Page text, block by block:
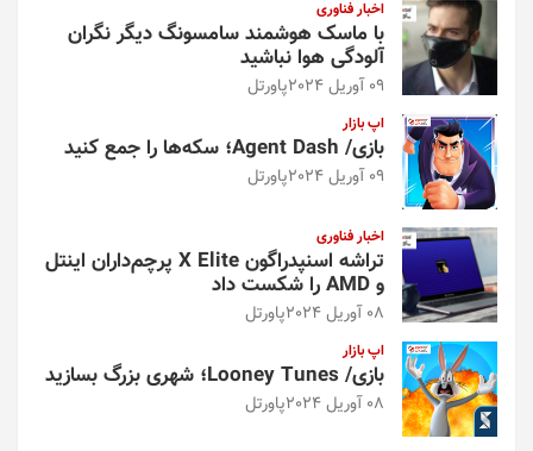
اخبار فناوری
با ماسک هوشمند سامسونگ دیگر نگران
آلودگی هوا نباشید
09 آوریل 2024 پاورتل
اپ بازار
بازی/ Agent Dash؛ سکه‌ها را جمع کنید
09 آوریل 2024 پاورتل
اخبار فناوری
تراشه اسنپدراگون X Elite پرچم‌داران اینتل
و AMD را شکست داد
08 آوریل 2024 پاورتل
اپ بازار
بازی/ Looney Tunes؛ شهری بزرگ بسازید
08 آوریل 2024 پاورتل